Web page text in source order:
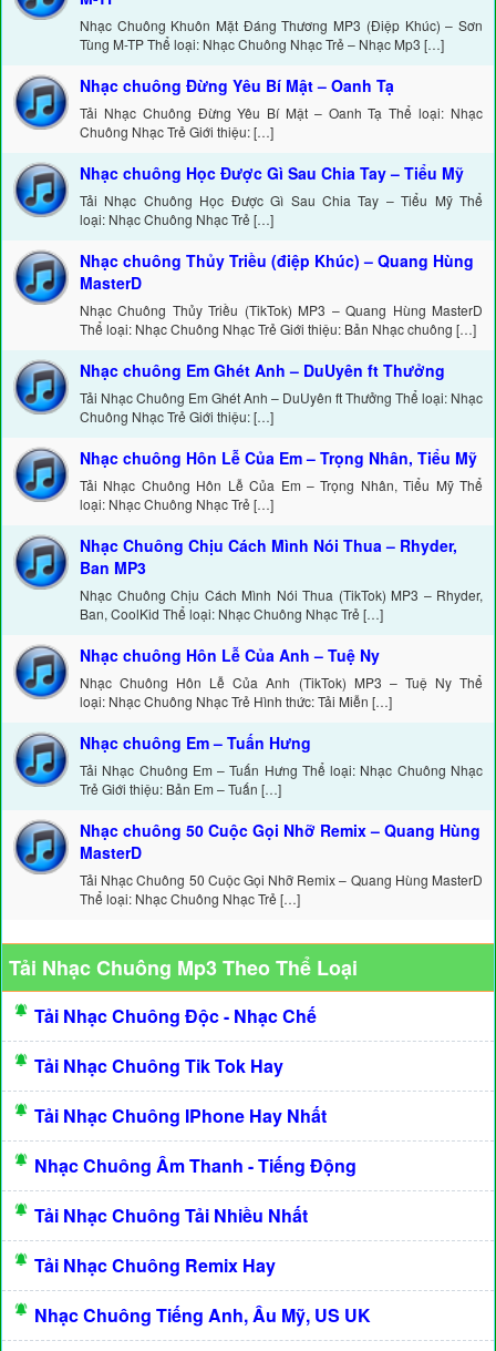
Nhạc Chuông Khuôn Mặt Đáng Thương MP3 (Điệp Khúc) – Sơn
Tùng M-TP Thể loại: Nhạc Chuông Nhạc Trẻ – Nhạc Mp3 […]
Nhạc chuông Đừng Yêu Bí Mật – Oanh Tạ
Tải Nhạc Chuông Đừng Yêu Bí Mật – Oanh Tạ Thể loại: Nhạc
Chuông Nhạc Trẻ Giới thiệu: […]
Nhạc chuông Học Được Gì Sau Chia Tay – Tiểu Mỹ
Tải Nhạc Chuông Học Được Gì Sau Chia Tay – Tiểu Mỹ Thể
loại: Nhạc Chuông Nhạc Trẻ […]
Nhạc chuông Thủy Triều (điệp Khúc) – Quang Hùng
MasterD
Nhạc Chuông Thủy Triều (TikTok) MP3 – Quang Hùng MasterD
Thể loại: Nhạc Chuông Nhạc Trẻ Giới thiệu: Bản Nhạc chuông […]
Nhạc chuông Em Ghét Anh – DuUyên ft Thưởng
Tải Nhạc Chuông Em Ghét Anh – DuUyên ft Thưởng Thể loại: Nhạc
Chuông Nhạc Trẻ Giới thiệu: […]
Nhạc chuông Hôn Lễ Của Em – Trọng Nhân, Tiểu Mỹ
Tải Nhạc Chuông Hôn Lễ Của Em – Trọng Nhân, Tiểu Mỹ Thể
loại: Nhạc Chuông Nhạc Trẻ […]
Nhạc Chuông Chịu Cách Mình Nói Thua – Rhyder,
Ban MP3
Nhạc Chuông Chịu Cách Mình Nói Thua (TikTok) MP3 – Rhyder,
Ban, CoolKid Thể loại: Nhạc Chuông Nhạc Trẻ […]
Nhạc chuông Hôn Lễ Của Anh – Tuệ Ny
Nhạc Chuông Hôn Lễ Của Anh (TikTok) MP3 – Tuệ Ny Thể
loại: Nhạc Chuông Nhạc Trẻ Hình thức: Tải Miễn […]
Nhạc chuông Em – Tuấn Hưng
Tải Nhạc Chuông Em – Tuấn Hưng Thể loại: Nhạc Chuông Nhạc
Trẻ Giới thiệu: Bản Em – Tuấn […]
Nhạc chuông 50 Cuộc Gọi Nhỡ Remix – Quang Hùng
MasterD
Tải Nhạc Chuông 50 Cuộc Gọi Nhỡ Remix – Quang Hùng MasterD
Thể loại: Nhạc Chuông Nhạc Trẻ […]
Tải Nhạc Chuông Mp3 Theo Thể Loại
Tải Nhạc Chuông Độc - Nhạc Chế
Tải Nhạc Chuông Tik Tok Hay
Tải Nhạc Chuông IPhone Hay Nhất
Nhạc Chuông Âm Thanh - Tiếng Động
Tải Nhạc Chuông Tải Nhiều Nhất
Tải Nhạc Chuông Remix Hay
Nhạc Chuông Tiếng Anh, Âu Mỹ, US UK